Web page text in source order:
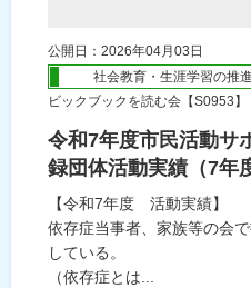
公開日：2026年04月03日
社会教育・生涯学習の推進
ビックブックを読む会【S0953】
令和7年度市民活動サ
録団体活動実績（7年
【令和7年度 活動実績】
依存症当事者、家族等の会
している。
（依存症とは...